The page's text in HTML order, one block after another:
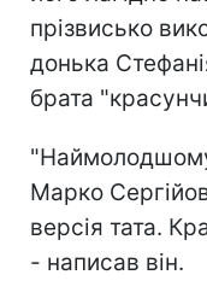
прізвисько
донька
брата
"Наймолодшому
Марко
версія тата.
- написав він.